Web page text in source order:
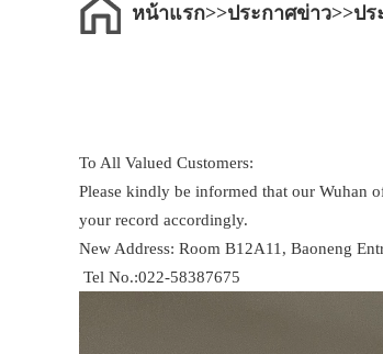
หน้าแรก ประกาศข่าว ปร
To All Valued Customers:
Please kindly be informed that our Wuhan
your record accordingly.
New Address: Room B12A11, Baoneng
Tel No.:022-58387675